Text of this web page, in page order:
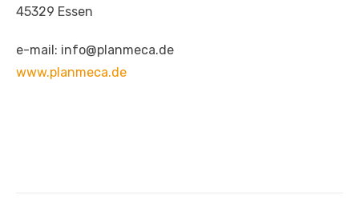
45329 Essen
e-mail: info@planmeca.de
www.planmeca.de